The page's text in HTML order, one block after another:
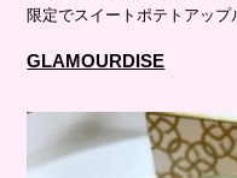
限定でスイートポテトアップ
GLAMOURDISE